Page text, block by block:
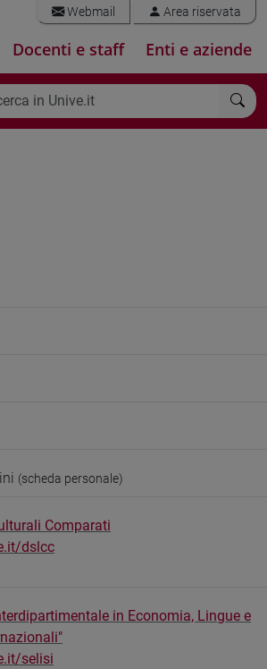
Webmail Area riservata
Docenti e staff Enti e aziende
(scheda personale)
Comparati
dslcc
in Economia, Lingue e
selisi